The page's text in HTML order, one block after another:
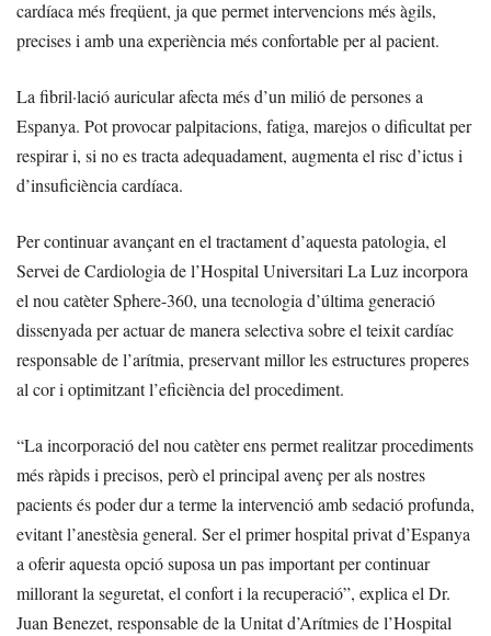
cardíaca més freqüent, ja que permet intervencions més àgils,
precises i amb una experiència més confortable per al pacient.
La fibril·lació auricular afecta més d’un milió de persones a
Espanya. Pot provocar palpitacions, fatiga, marejos o dificultat per
respirar i, si no es tracta adequadament, augmenta el risc d’ictus i
d’insuficiència cardíaca.
Per continuar avançant en el tractament d’aquesta patologia, el
Servei de Cardiologia de l’Hospital Universitari La Luz incorpora
el nou catèter Sphere-360, una tecnologia d’última generació
dissenyada per actuar de manera selectiva sobre el teixit cardíac
responsable de l’arítmia, preservant millor les estructures properes
al cor i optimitzant l’eficiència del procediment.
“La incorporació del nou catèter ens permet realitzar procediments
més ràpids i precisos, però el principal avenç per als nostres
pacients és poder dur a terme la intervenció amb sedació profunda,
evitant l’anestèsia general. Ser el primer hospital privat d’Espanya
a oferir aquesta opció suposa un pas important per continuar
millorant la seguretat, el confort i la recuperació”, explica el Dr.
Juan Benezet, responsable de la Unitat d’Arítmies de l’Hospital